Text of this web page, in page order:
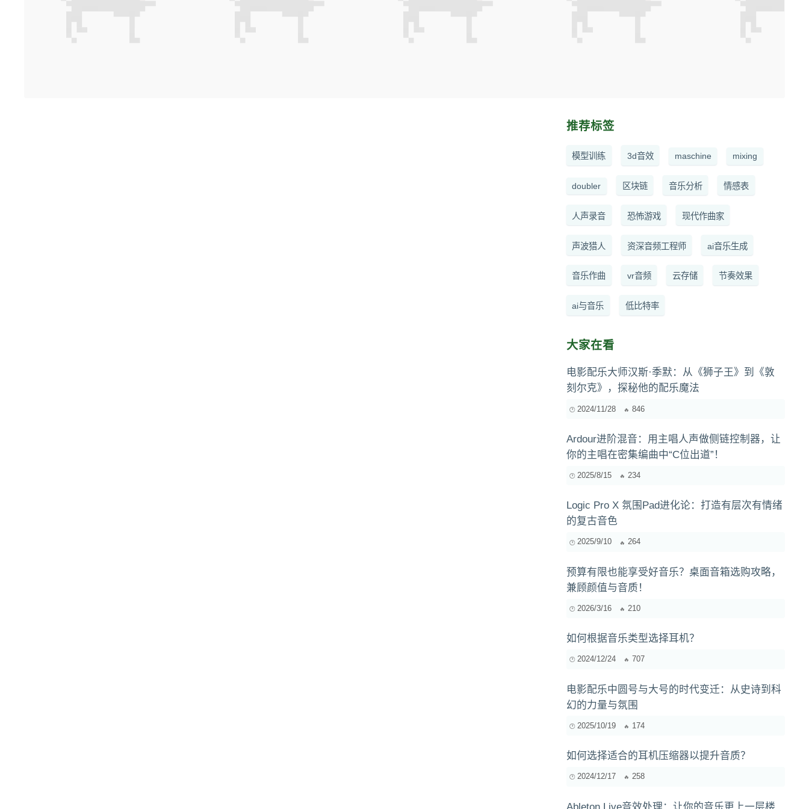
推荐标签
模型训练 3d音效 maschine mixing
doubler 区块链 音乐分析 情感表
人声录音 恐怖游戏 现代作曲家
声波猎人 资深音频工程师 ai音乐生成
音乐作曲 vr音频 云存储 节奏效果
ai与音乐 低比特率
大家在看
电影配乐大师汉斯·季默：从《狮子王》到《敦
刻尔克》，探秘他的配乐魔法
2024/11/28 846
Ardour进阶混音：用主唱人声做侧链控制器，让
你的主唱在密集编曲中“C位出道”！
2025/8/15 234
Logic Pro X 氛围Pad进化论：打造有层次有情绪
的复古音色
2025/9/10 264
预算有限也能享受好音乐？桌面音箱选购攻略，
兼顾颜值与音质！
2026/3/16 210
如何根据音乐类型选择耳机？
2024/12/24 707
电影配乐中圆号与大号的时代变迁：从史诗到科
幻的力量与氛围
2025/10/19 174
如何选择适合的耳机压缩器以提升音质？
2024/12/17 258
Ableton Live音效处理：让你的音乐更上一层楼